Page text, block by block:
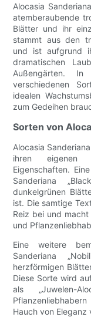
Alocasia
atemberaubende
Blätter und ihr
stammt aus den
und ist aufgrund
dramatischen
Außengärten.
verschiedenen
idealen
zum Gedeihen
Sorten von
Alocasia
ihren eigenen
Eigenschaften.
Sanderiana
dunkelgrünen
ist. Die samtige
Reiz bei und
und
Eine weitere
Sanderiana
herzförmigen
Diese Sorte wird
als „Juwelen-
Hauch von Eleganz